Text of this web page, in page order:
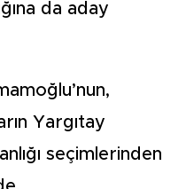
da aday
Yargıtay
seçimlerinden